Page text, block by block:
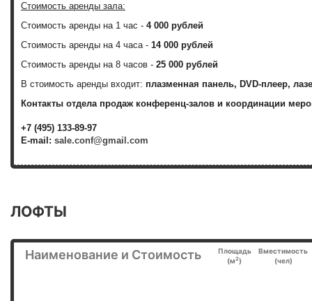
Стоимость аренды зала:
Стоимость аренды на 1 час - 4 000 рублей
Стоимость аренды на 4 часа - 14 000 рублей
Стоимость аренды на 8 часов - 25 000 рублей
В стоимость аренды входит: плазменная панель, DVD-плеер,
Контакты отдела продаж конференц-залов и координации
+7 (495) 133-89-97
E-mail: sale.conf@gmail.com
ЛОФТЫ
Наименование и Стоимость
Площадь
(м2)
Вместимость
(чел)